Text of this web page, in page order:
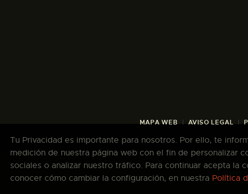
MAPA WEB AVISO LEGAL
Tu Privacidad es importante para nosotros. Por ello, te
medición de nuestra página web con el fin de personalizar
sociales o analizar nuestro tráfico. Para continuar acepta la
conocer cómo cambiar la configuración, en nuestra Política